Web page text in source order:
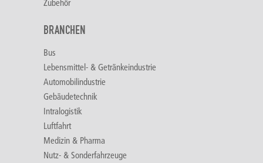
Zubehör
BRANCHEN
Bus
Lebensmittel- & Getränkeindustrie
Automobilindustrie
Gebäudetechnik
Intralogistik
Luftfahrt
Medizin & Pharma
Nutz- & Sonderfahrzeuge